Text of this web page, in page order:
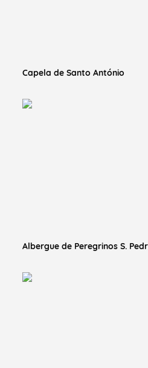
Capela de Santo António
Albergue de Peregrinos S.